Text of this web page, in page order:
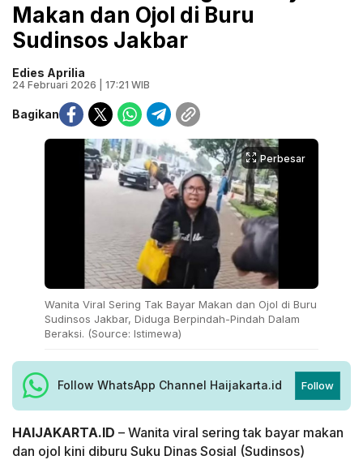
Makan dan Ojol di Buru
Sudinsos Jakbar
Edies Aprilia
24 Februari 2026 | 17:21 WIB
Bagikan
Perbesar
Wanita Viral Sering Tak Bayar Makan dan Ojol di Buru
Sudinsos Jakbar, Diduga Berpindah-Pindah Dalam
Beraksi. (Source: Istimewa)
Follow WhatsApp Channel Haijakarta.id Follow
HAIJAKARTA.ID – Wanita viral sering tak bayar makan
dan ojol kini diburu Suku Dinas Sosial (Sudinsos)